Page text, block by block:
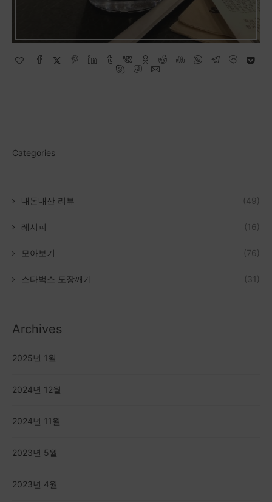
Categories
내돈내산 리뷰 (49)
레시피 (16)
모아보기 (76)
스타벅스 도장깨기 (31)
Archives
2025년 1월
2024년 12월
2024년 11월
2023년 5월
2023년 4월